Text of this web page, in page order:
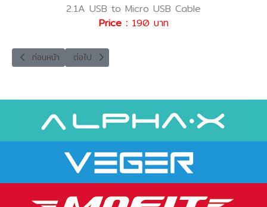
2.1A USB to Micro USB Cable
Price : 190 บาท
เนื้อหาก่อนหน้า: ALU-2in1-12 FAST CHARGE CABLE
ก่อนหน้า เนื้อหาถัดไป: ALUSB-CL2 FAST CHARGE CABLE
ต่อไป